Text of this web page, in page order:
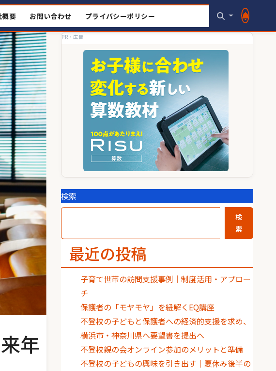
概要 お問い合わせ プライバシーポリシー
年
PR・広告
検索
検
索
最近の投稿
子育て世帯の訪問支援事例｜制度活用・アプロー
チ
保護者の「モヤモヤ」を紐解くEQ講座
不登校の子どもと保護者への経済的支援を求め、
横浜市・神奈川県へ要望書を提出へ
不登校親の会オンライン参加のメリットと準備
不登校の子どもの興味を引き出す｜夏休み後半の